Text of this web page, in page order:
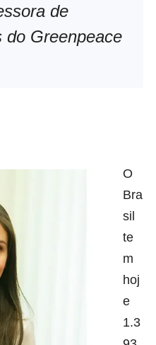
de
do Greenpeace
O
Bra
sil
te
m
hoj
e
1.3